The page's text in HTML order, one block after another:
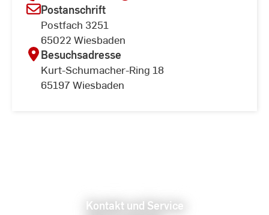
Postanschrift
Postfach 3251
65022 Wiesbaden
Besuchsadresse
Kurt-Schumacher-Ring 18
65197 Wiesbaden
Kontakt und Service